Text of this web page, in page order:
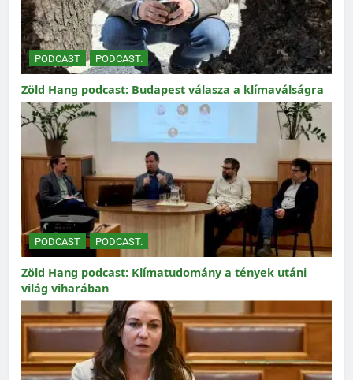
PODCAST PODCAST.
Zöld Hang podcast: Budapest válasza a klímaválságra
PODCAST PODCAST.
Zöld Hang podcast: Klímatudomány a tények utáni
világ viharában